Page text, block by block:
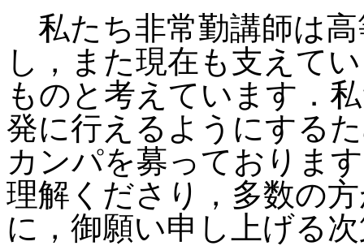
私たち非常勤講師は
し，また現在も支えて
ものと考えています．
発に行えるようにする
カンパを募っておりま
理解くださり，多数の
に，御願い申し上げる